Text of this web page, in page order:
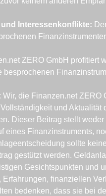
Interessenkonflikte:
ZERO GmbH profitiert
besprochenen
Wir, die Finanzen.net ZERO
und Aktualität
Dieser Beitrag stellt
eines Finanzinstruments,
sollte
gestützt werden.
Gesichtspunkten und
Erfahrungen, finanziellen
bedenken, dass sie bei